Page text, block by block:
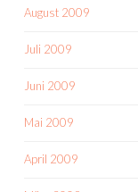
August 2009
Juli 2009
Juni 2009
Mai 2009
April 2009